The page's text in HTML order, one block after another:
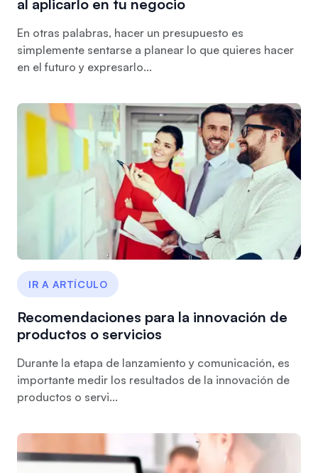
al aplicarlo en tu negocio
En otras palabras, hacer un presupuesto es
simplemente sentarse a planear lo que quieres hacer
en el futuro y expresarlo...
IR A ARTÍCULO
Recomendaciones para la innovación de
productos o servicios
Durante la etapa de lanzamiento y comunicación, es
importante medir los resultados de la innovación de
productos o servi...